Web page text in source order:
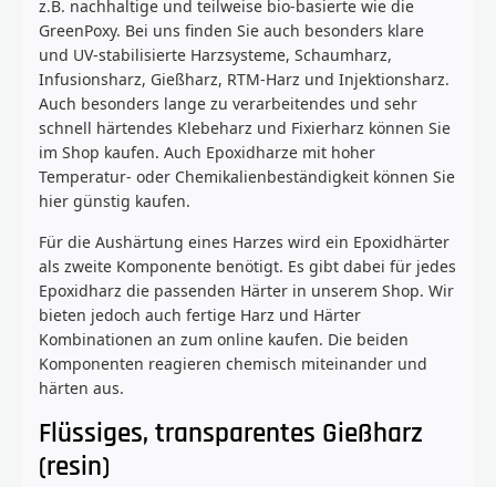
z.B. nachhaltige und teilweise bio-basierte wie die
GreenPoxy. Bei uns finden Sie auch besonders klare
und UV-stabilisierte Harzsysteme, Schaumharz,
Infusionsharz, Gießharz, RTM-Harz und Injektionsharz.
Auch besonders lange zu verarbeitendes und sehr
schnell härtendes Klebeharz und Fixierharz können Sie
im Shop kaufen. Auch Epoxidharze mit hoher
Temperatur- oder Chemikalienbeständigkeit können Sie
hier günstig kaufen.
Für die Aushärtung eines Harzes wird ein Epoxidhärter
als zweite Komponente benötigt. Es gibt dabei für jedes
Epoxidharz die passenden Härter in unserem Shop. Wir
bieten jedoch auch fertige Harz und Härter
Kombinationen an zum online kaufen. Die beiden
Komponenten reagieren chemisch miteinander und
härten aus.
Flüssiges, transparentes Gießharz
(resin)